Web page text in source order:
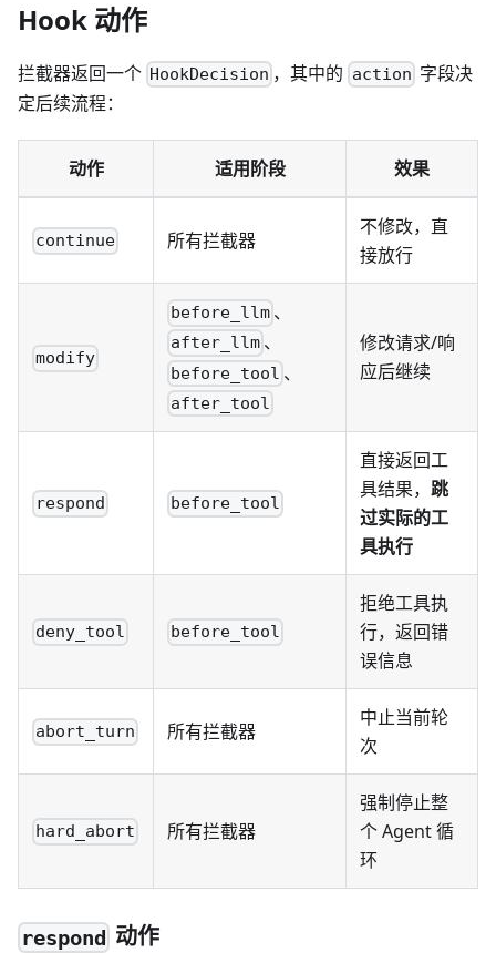
Hook 动作
拦截器返回一个 HookDecision ，其中的 action 字段决
定后续流程：
动作 适用阶段 效果
continue 所有拦截器
不修改，直
接放行
modify
before_llm 、
after_llm 、
before_tool 、
after_tool
修改请求/响
应后继续
respond before_tool
直接返回工
具结果， 跳
过实际的工
具执行
deny_tool before_tool
拒绝工具执
行，返回错
误信息
abort_turn 所有拦截器
中止当前轮
次
hard_abort 所有拦截器
强制停止整
个 Agent 循
环
respond 动作